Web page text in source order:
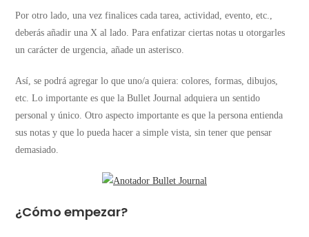
Por otro lado, una vez finalices cada tarea, actividad, evento, etc.,
deberás añadir una X al lado. Para enfatizar ciertas notas u otorgarles
un carácter de urgencia, añade un asterisco.
Así, se podrá agregar lo que uno/a quiera: colores, formas, dibujos,
etc. Lo importante es que la Bullet Journal adquiera un sentido
personal y único. Otro aspecto importante es que la persona entienda
sus notas y que lo pueda hacer a simple vista, sin tener que pensar
demasiado.
¿Cómo empezar?